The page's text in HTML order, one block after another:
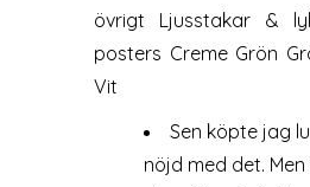
övrigt Ljusstakar &
posters Creme Grön
Vit
Sen köpte jag
nöjd med det.